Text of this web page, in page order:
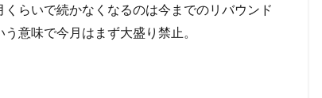
らいで続かなくなるのは今までのリバウンド
意味で今月はまず大盛り禁止。